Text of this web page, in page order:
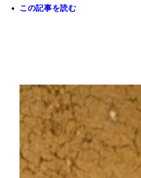
ど田舎にしかた祭りで披露
この記事を読む